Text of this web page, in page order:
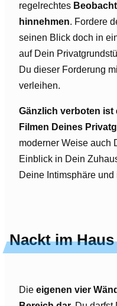
regelrechtes
hinnehmen. Fordere
seinen Blick doch in
auf Dein
Du dieser Forderung
verleihen.
Gänzlich verboten
Filmen Deines
moderner Weise auch
Einblick in Dein
Deine Intimsphäre
Nackt im
Die eigenen vier